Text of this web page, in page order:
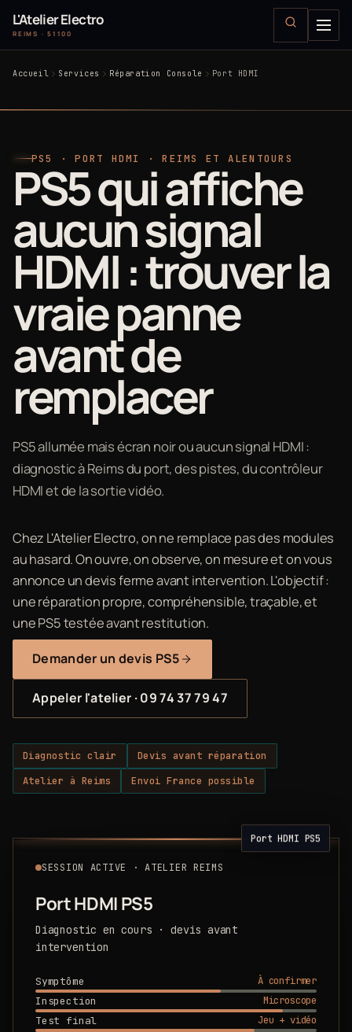
L'Atelier Electro
REIMS · 51100
Accueil Services Réparation Console Port HDMI
PS5 · PORT HDMI · REIMS ET ALENTOURS
PS5 qui affiche
aucun signal
HDMI : trouver la
vraie panne
avant de
remplacer
PS5 allumée mais écran noir ou aucun signal HDMI :
diagnostic à Reims du port, des pistes, du contrôleur
HDMI et de la sortie vidéo.
Chez L'Atelier Electro, on ne remplace pas des modules
au hasard. On ouvre, on observe, on mesure et on vous
annonce un devis ferme avant intervention. L'objectif :
une réparation propre, compréhensible, traçable, et
une PS5 testée avant restitution.
Demander un devis PS5
Appeler l'atelier · 09 74 37 79 47
Diagnostic clair
Devis avant réparation
Atelier à Reims
Envoi France possible
SESSION ACTIVE · ATELIER REIMS
Port HDMI PS5
Diagnostic en cours · devis avant
intervention
Symptôme
À confirmer
Inspection
Microscope
Test final
Jeu + vidéo
Port HDMI PS5